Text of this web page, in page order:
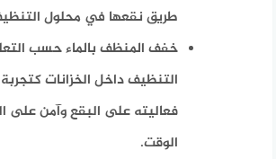
طريق نقعها في محلول
خفف المنظف بالماء حسب
التنظيف داخل الخزانات
فعاليته على البقع وآمن
الوقت.